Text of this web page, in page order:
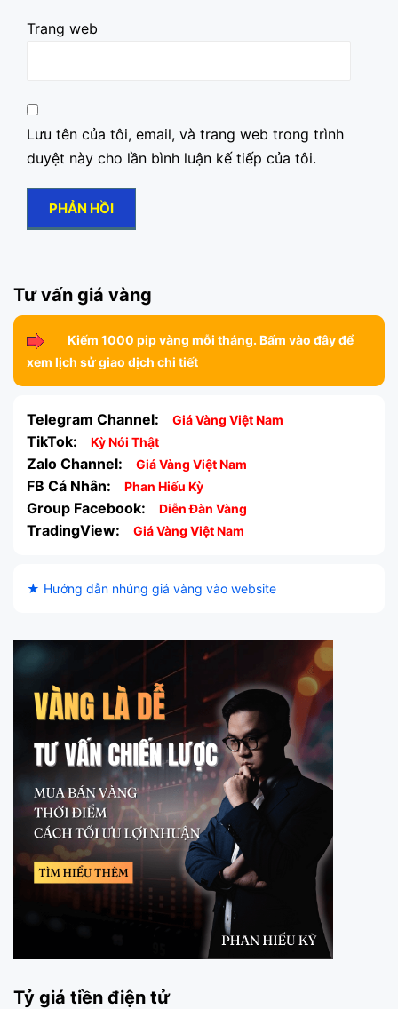
Trang web
Lưu tên của tôi, email, và trang web trong trình
duyệt này cho lần bình luận kế tiếp của tôi.
Tư vấn giá vàng
Kiếm 1000 pip vàng mỗi tháng. Bấm vào đây để
xem lịch sử giao dịch chi tiết
Telegram Channel: Giá Vàng Việt Nam
TikTok: Kỳ Nói Thật
Zalo Channel: Giá Vàng Việt Nam
FB Cá Nhân: Phan Hiếu Kỳ
Group Facebook: Diễn Đàn Vàng
TradingView: Giá Vàng Việt Nam
★ Hướng dẫn nhúng giá vàng vào website
Tỷ giá tiền điện tử